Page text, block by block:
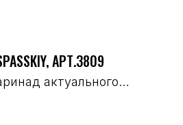
АРТ.3809
актуального